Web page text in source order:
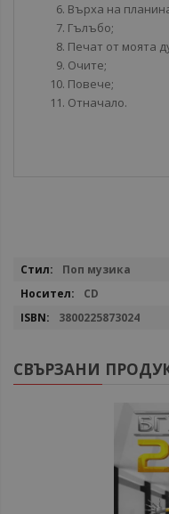
Върха на
Гълъбо;
Печат от моята
Очите;
Повече;
Отначало.
Повече
Поп музика
CD
3800225873024
СВЪРЗАНИ